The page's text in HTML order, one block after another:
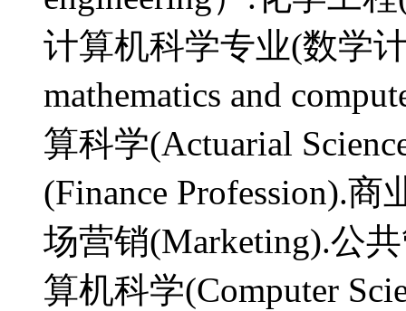
计算机科学专业(数学
mathematics and
算科学(Actuarial
(Finance Profession).商
场营销(Marketing).公
算机科学(Computer